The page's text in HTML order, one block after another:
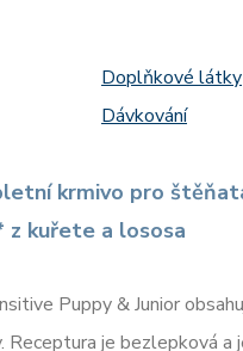
Doplňkové látky
Dávkování
krmivo pro
z kuřete a lososa
Puppy & Junior
je bezlepková a